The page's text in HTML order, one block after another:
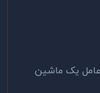
عامل یک ماشین